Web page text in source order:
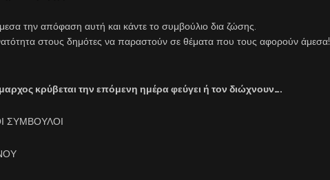
την απόφαση αυτή και κάντε το συμβούλιο δια ζώσης.
στους δημότες να παραστούν σε θέματα που τους αφορούν άμεσα!
κρύβεται την επόμενη ημέρα φεύγει ή τον διώχνουν….
ΣΥΜΒΟΥΛΟΙ